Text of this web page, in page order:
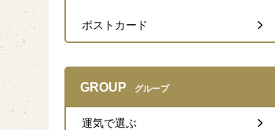
ポストカード
GROUP グループ
運気で選ぶ